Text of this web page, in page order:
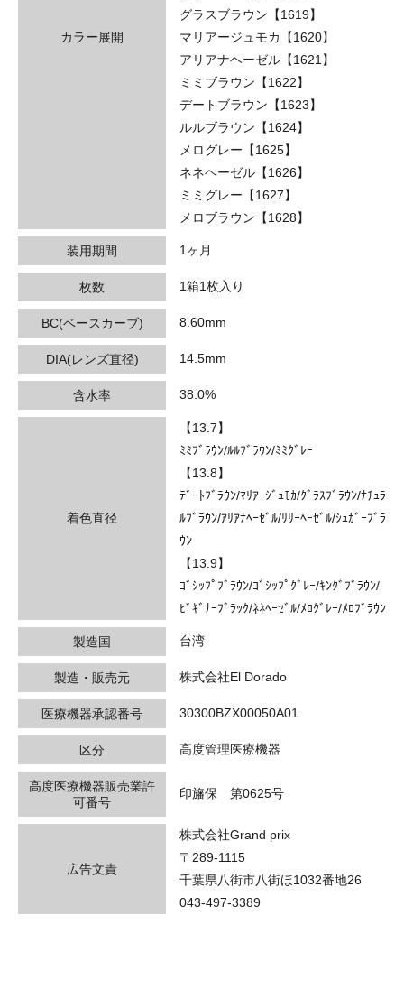
カラー展開
グラスブラウン【1619】
マリアージュモカ【1620】
アリアナヘーゼル【1621】
ミミブラウン【1622】
デートブラウン【1623】
ルルブラウン【1624】
メログレー【1625】
ネネヘーゼル【1626】
ミミグレー【1627】
メロブラウン【1628】
装用期間 1ヶ月
枚数 1箱1枚入り
BC(ベースカーブ) 8.60mm
DIA(レンズ直径) 14.5mm
含水率 38.0%
着色直径
【13.7】
ﾐﾐﾌﾞﾗｳﾝ/ﾙﾙﾌﾞﾗｳﾝ/ﾐﾐｸﾞﾚｰ
【13.8】
ﾃﾞｰﾄﾌﾞﾗｳﾝ/ﾏﾘｱｰｼﾞｭﾓｶ/ｸﾞﾗｽﾌﾞﾗｳﾝ/ﾅﾁｭﾗ
ﾙﾌﾞﾗｳﾝ/ｱﾘｱﾅﾍｰｾﾞﾙ/ﾘﾘｰﾍｰｾﾞﾙ/ｼｭｶﾞｰﾌﾞﾗ
ｳﾝ
【13.9】
ｺﾞｼｯﾌﾟﾌﾞﾗｳﾝ/ｺﾞｼｯﾌﾟｸﾞﾚｰ/ｷﾝｸﾞﾌﾞﾗｳﾝ/
ﾋﾞｷﾞﾅｰﾌﾞﾗｯｸ/ﾈﾈﾍｰｾﾞﾙ/ﾒﾛｸﾞﾚｰ/ﾒﾛﾌﾞﾗｳﾝ
製造国 台湾
製造・販売元 株式会社El Dorado
医療機器承認番号 30300BZX00050A01
区分 高度管理医療機器
高度医療機器販売業許
可番号
印旛保 第0625号
広告文責
株式会社Grand prix
〒289-1115
千葉県八街市八街ほ1032番地26
043-497-3389